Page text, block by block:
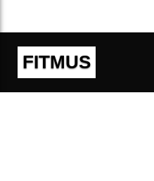
FITMUS